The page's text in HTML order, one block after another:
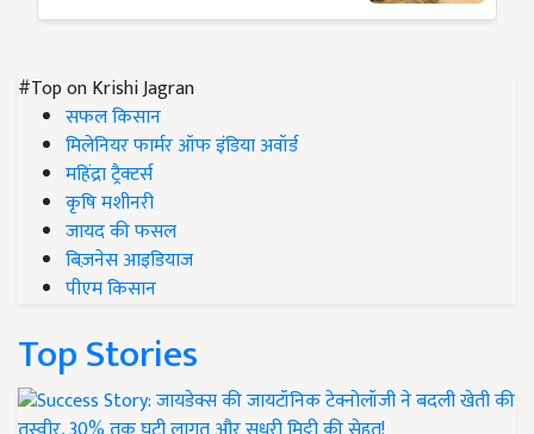
#Top on Krishi Jagran
सफल किसान
मिलेनियर फार्मर ऑफ इंडिया अवॉर्ड
महिंद्रा ट्रैक्टर्स
कृषि मशीनरी
जायद की फसल
बिज़नेस आइडियाज
पीएम किसान
Top Stories